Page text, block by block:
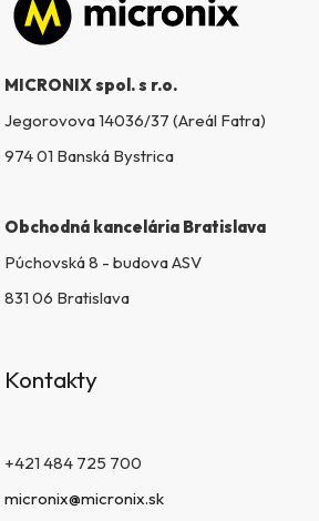
Zápätie
MICRONIX spol. s r.o.
Jegorovova 14036/37 (Areál Fatra)
974 01 Banská Bystrica
Obchodná kancelária Bratislava
Púchovská 8 - budova ASV
831 06 Bratislava
Kontakty
+421 484 725 700
micronix@micronix.sk